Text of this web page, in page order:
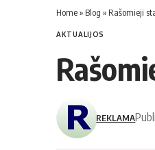
Home» Blog » Rašomieji
AKTUALIJOS
REKLAMA